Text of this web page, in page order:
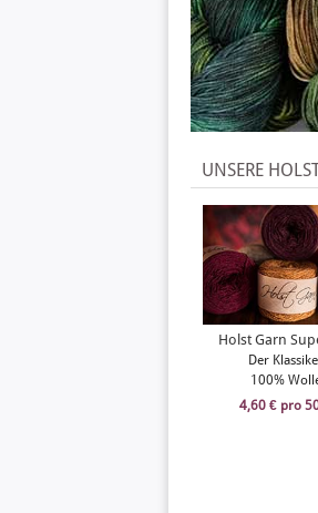
UNSERE
Holst Garn
Der
100%
4,60 € pro